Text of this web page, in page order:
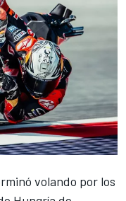
volando por los